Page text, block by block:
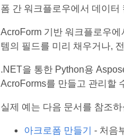
폼 간 워크플로우에서 데이터
AcroForm 기반 워크플로우
템의 필드를 미리 채우거나,
.NET을 통한 Python용
AcroForms를 만들고 관리할
실제 예는 다음 문서를 참조
아크로폼 만들기
- 처음